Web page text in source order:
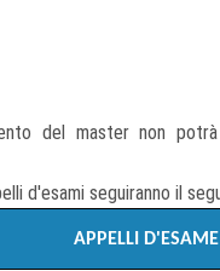
del master non
d'esami seguiranno il
APPELLI